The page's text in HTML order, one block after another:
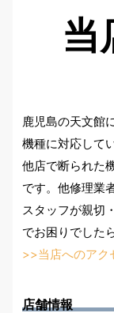
当
鹿児島の天文館
機種に対応して
他店で断られた
です。他修理業
スタッフが親切
でお困りでした
>>当店へのアク
店舗情報